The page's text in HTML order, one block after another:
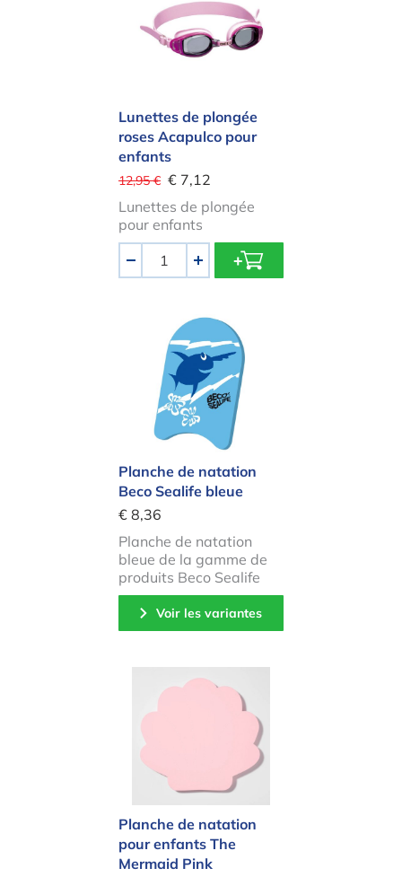
Lunettes de plongée
roses Acapulco pour
enfants
12,95 € € 7,12
Lunettes de plongée
pour enfants
Quantité
+
Planche de natation Beco Sealife
Planche de natation
Beco Sealife bleue
€ 8,36
Planche de natation
bleue de la gamme de
produits Beco Sealife
Voir les variantes
Planche de natation pour enfants
Planche de natation
pour enfants The
Mermaid Pink